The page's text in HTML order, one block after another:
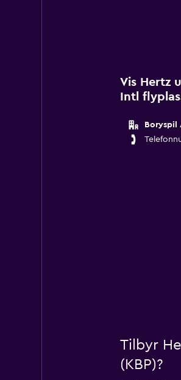
Vis Hertz
Intl
Boryspil
Tilbyr
(KBP)?